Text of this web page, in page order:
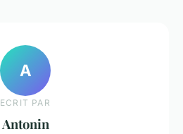
A
ECRIT PAR
Antonin